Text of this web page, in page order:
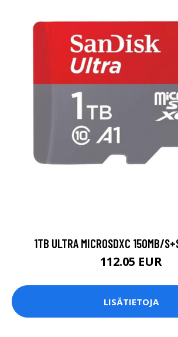
1TB ULTRA MICROSDXC 150MB/
112.05 EUR
LISÄTIETOJA